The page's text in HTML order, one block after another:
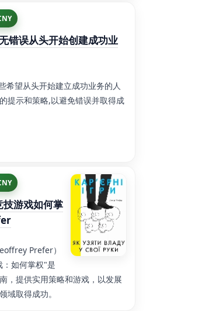
错误从头开始创建成功业
希望从头开始建立成功业务的人
提示和策略,以避免错误并取得成
游戏如何掌
Prefer）
如何掌权"是
，提供实用策略和游戏，以发展
域取得成功。